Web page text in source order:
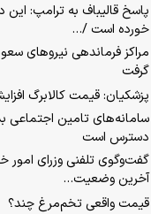
پاسخ قالیباف به ترامپ:
خورده است /…
مراکز فرماندهی نیروهای
گرفت
پزشکیان: قیمت کالابرگ
سامانه‌های تامین اجتماعی
دسترس است
گفت‌وگوی تلفنی وزرای امور
آخرین وضعیت…
قیمت واقعی تخم‌مرغ چند؟